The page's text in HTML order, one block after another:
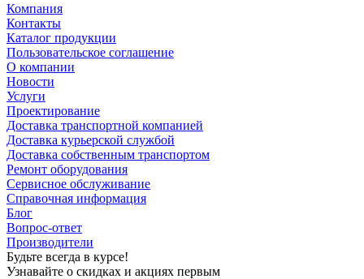
Компания
Контакты
Каталог продукции
Пользовательское соглашение
О компании
Новости
Услуги
Проектирование
Доставка транспортной компанией
Доставка курьерской службой
Доставка собственным транспортом
Ремонт оборудования
Сервисное обслуживание
Справочная информация
Блог
Вопрос-ответ
Производители
Будьте всегда в курсе!
Узнавайте о скидках и акциях первым